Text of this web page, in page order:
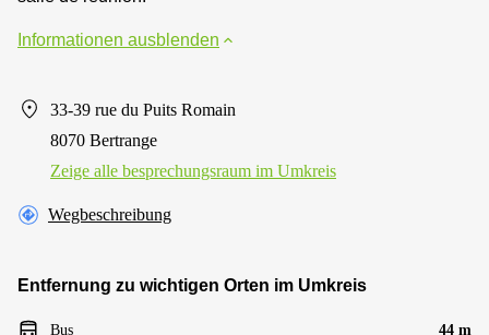
Informationen ausblenden
33-39 rue du Puits Romain
8070 Bertrange
Zeige alle besprechungsraum im Umkreis
Wegbeschreibung
Entfernung zu wichtigen Orten im Umkreis
Bus 44 m